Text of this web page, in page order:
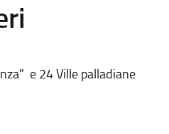
e 24 Ville palladiane